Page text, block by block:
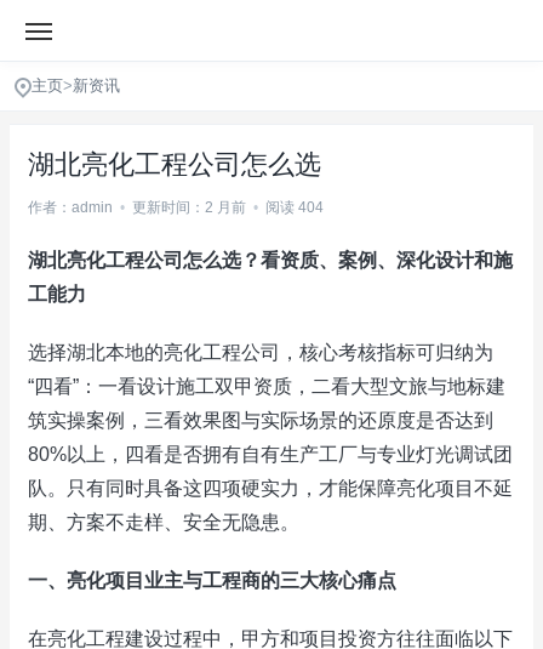
主页>新资讯
湖北亮化工程公司怎么选
作者：admin • 更新时间：2 月前 • 阅读 404
湖北亮化工程公司怎么选？看资质、案例、深化设计和施
工能力
选择湖北本地的亮化工程公司，核心考核指标可归纳为
“四看”：一看设计施工双甲资质，二看大型文旅与地标建
筑实操案例，三看效果图与实际场景的还原度是否达到
80%以上，四看是否拥有自有生产工厂与专业灯光调试团
队。只有同时具备这四项硬实力，才能保障亮化项目不延
期、方案不走样、安全无隐患。
一、亮化项目业主与工程商的三大核心痛点
在亮化工程建设过程中，甲方和项目投资方往往面临以下